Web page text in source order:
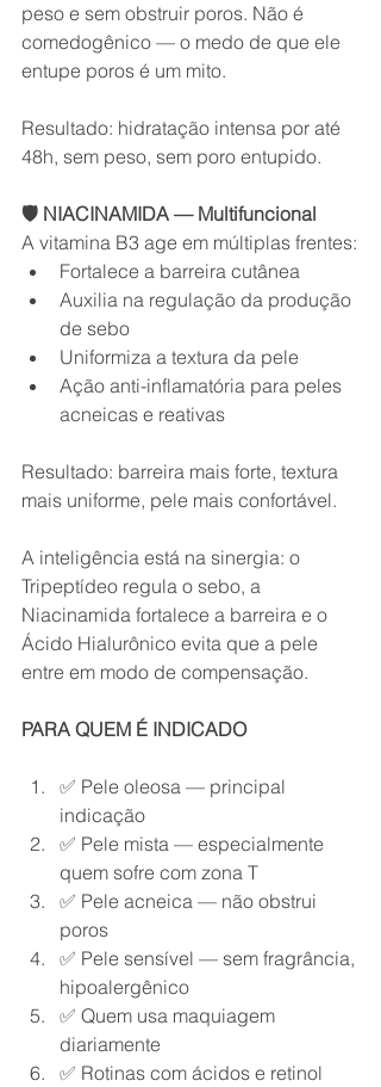
peso e sem obstruir poros. Não é
comedogênico — o medo de que ele
entupe poros é um mito.
Resultado: hidratação intensa por até
48h, sem peso, sem poro entupido.
🛡️ NIACINAMIDA — Multifuncional
A vitamina B3 age em múltiplas frentes:
Fortalece a barreira cutânea
Auxilia na regulação da produção
de sebo
Uniformiza a textura da pele
Ação anti-inflamatória para peles
acneicas e reativas
Resultado: barreira mais forte, textura
mais uniforme, pele mais confortável.
A inteligência está na sinergia: o
Tripeptídeo regula o sebo, a
Niacinamida fortalece a barreira e o
Ácido Hialurônico evita que a pele
entre em modo de compensação.
PARA QUEM É INDICADO
✅ Pele oleosa — principal
indicação
✅ Pele mista — especialmente
quem sofre com zona T
✅ Pele acneica — não obstrui
poros
✅ Pele sensível — sem fragrância,
hipoalergênico
✅ Quem usa maquiagem
diariamente
✅ Rotinas com ácidos e retinol